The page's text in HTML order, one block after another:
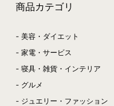
商品カテゴリ
美容・ダイエット
家電・サービス
寝具・雑貨・インテリア
グルメ
ジュエリー・ファッション